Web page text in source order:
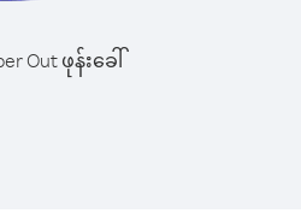
Out ဖုန်းခေါ်